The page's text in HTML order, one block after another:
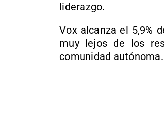
liderazgo.
Vox alcanza el 5,9%
muy lejos de los
comunidad autónoma.